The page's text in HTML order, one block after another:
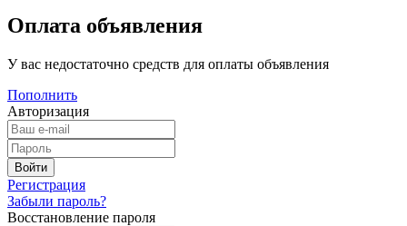
Оплата объявления
У вас недостаточно средств для оплаты объявления
Пополнить
Авторизация
Регистрация
Забыли пароль?
Восстановление пароля